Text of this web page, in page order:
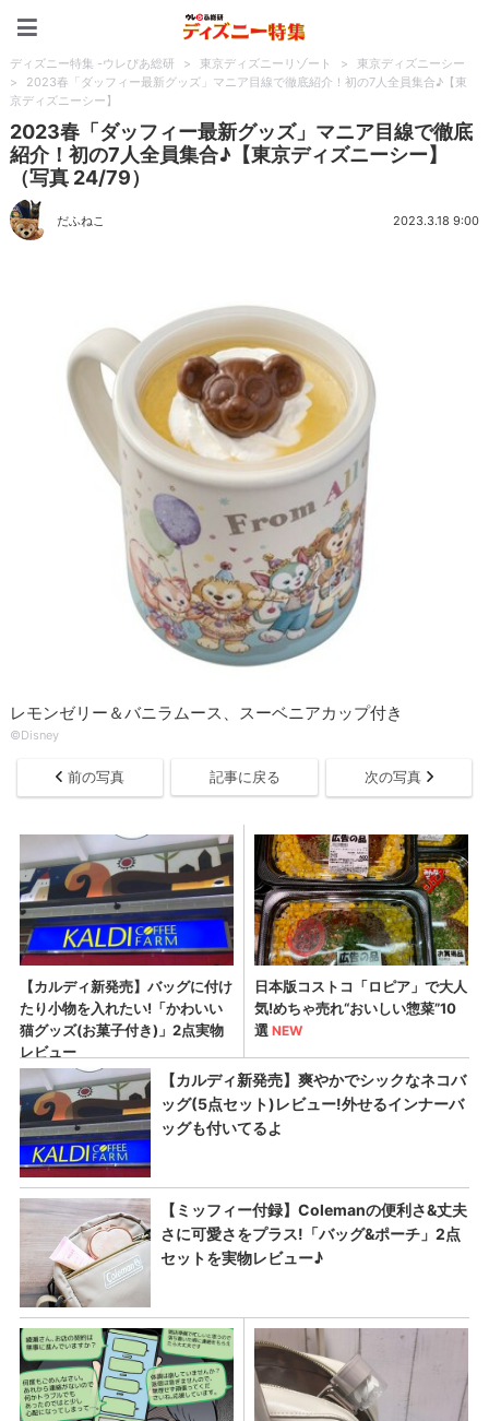
ディズニー特集 -ウレぴあ総研 > 東京ディズニーリゾート >
東京ディズニーシー
>
2023春「ダッフィー最新グッズ」マニア目線で徹底紹介！初の7人全員集合♪【東
京ディズニーシー】
2023春「ダッフィー最新グッズ」マニア目線で徹底
紹介！初の7人全員集合♪【東京ディズニーシー】
（写真 24/79）
だふねこ 2023.3.18 9:00
レモンゼリー＆バニラムース、スーベニアカップ付き
©Disney
前の写真 記事に戻る 次の写真